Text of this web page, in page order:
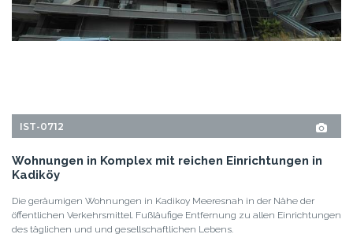
IST-0712
öffentlichen Verkehrsmittel. Fußläufige Entfernung zu allen Einrichtungen
des täglichen und und gesellschaftlichen Lebens.
GRUNDPREIS
269.000 USD
VON